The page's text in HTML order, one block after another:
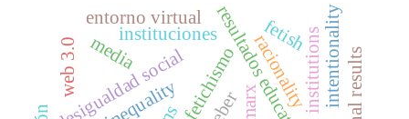
fetichismoresultados educativos
desigualdad social racionalityinstitutions
instituciones fetish
marx
media
entorno virtual
web 3.0 intentionality